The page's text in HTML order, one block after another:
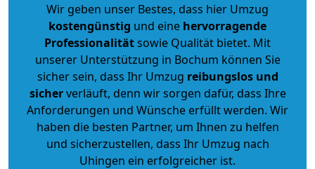
Wir geben unser Bestes, dass hier Umzug
kostengünstig und eine hervorragende
Professionalitätsowie Qualität bietet. Mit
unserer Unterstützung in Bochum können Sie
sicher sein, dass Ihr Umzug reibungslos und
sicherverläuft, denn wir sorgen dafür, dass Ihre
Anforderungen und Wünsche erfüllt werden. Wir
haben die besten Partner, um Ihnen zu helfen
und sicherzustellen, dass Ihr Umzug nach
Uhingen ein erfolgreicher ist.